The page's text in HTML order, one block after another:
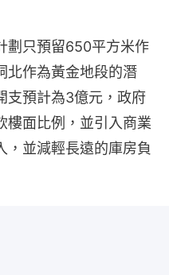
劃只預留650平方米作
北作為黃金地段的潛
支預計為3億元，政府
樓面比例，並引入商業
，並減輕長遠的庫房負